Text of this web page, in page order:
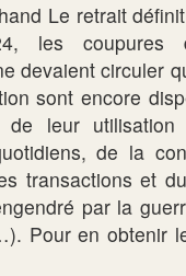
Le retrait
les coupures
devaient circuler
sont encore
leur utilisation
de la
transactions et
par la
Pour en obtenir